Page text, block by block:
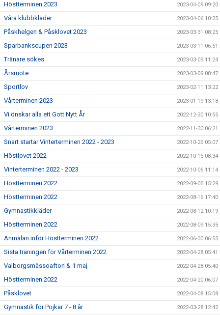
Höstterminen 2023 2023-04-09 09:20
Våra klubbkläder 2023-04-06 10:25
Påskhelgen & Påsklovet 2023 2023-03-31 08:25
Sparbankscupen 2023 2023-03-11 06:51
Tränare sökes 2023-03-09 11:24
Årsmöte 2023-03-09 08:47
Sportlov 2023-02-11 13:22
Vårterminen 2023 2023-01-19 13:18
Vi önskar alla ett Gott Nytt År 2022-12-30 10:55
Vårterminen 2023 2022-11-30 06:21
Snart startar Vinterterminen 2022 - 2023 2022-10-26 05:07
Höstlovet 2022 2022-10-15 08:34
Vinterterminen 2022 - 2023 2022-10-06 11:14
Höstterminen 2022 2022-09-05 15:29
Höstterminen 2022 2022-08-16 17:40
Gymnastikkläder 2022-08-12 10:19
Höstterminen 2022 2022-08-09 15:35
Anmälan inför Höstterminen 2022 2022-06-30 06:55
Sista träningen för Vårterminen 2022 2022-04-28 05:41
Valborgsmässoafton & 1 maj 2022-04-28 05:40
Höstterminen 2022 2022-04-20 06:07
Påsklovet 2022-04-08 15:08
Gymnastik för Pojkar 7 - 8 år 2022-03-28 12:42